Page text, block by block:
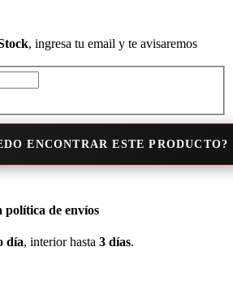
, ingresa tu email y te avisaremos
ENCONTRAR ESTE PRODUCTO?
política de envíos
día, interior hasta 3 días.